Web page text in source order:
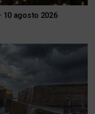
10 agosto 2026